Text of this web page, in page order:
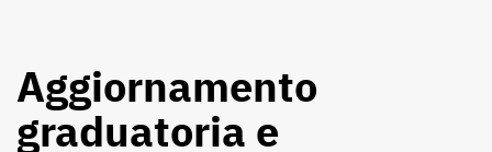
Aggiornamento
graduatoria e